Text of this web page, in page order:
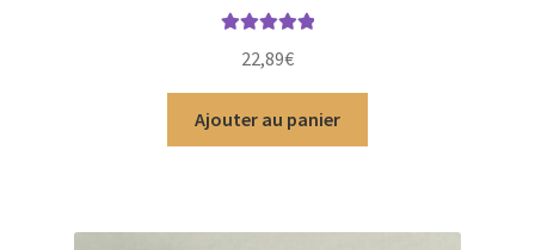
5
22,89€
Ajouter au panier